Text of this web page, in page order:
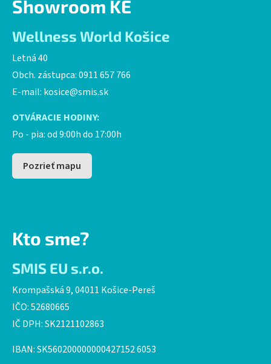
Showroom KE
Wellness World Košice
Letná 40
Obch. zástupca: 0911 657 766
E-mail: kosice@smis.sk
OTVÁRACIE HODINY:
Po - pia: od 9:00h do 17:00h
Pozrieť mapu
Kto sme?
SMIS EU s.r.o.
Krompašská 9, 04011 Košice-Pereš
IČO: 52680665
IČ DPH: SK2121102863
IBAN: SK560200000000427152 6053